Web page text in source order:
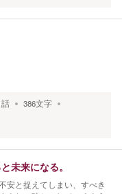
話 386文字
未来になる。
安と捉えてしまい、すべき